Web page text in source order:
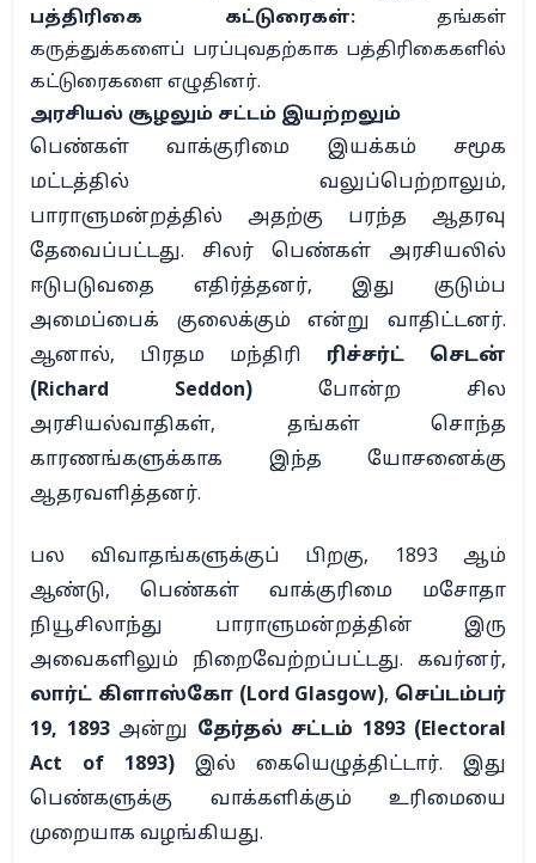
பத்திரிகை கட்டுரைகள்:தங்கள்
கருத்துக்களைப் பரப்புவதற்காக பத்திரிகைகளில்
கட்டுரைகளை எழுதினர்.
அரசியல் சூழலும் சட்டம் இயற்றலும்
பெண்கள் வாக்குரிமை இயக்கம் சமூக
மட்டத்தில் வலுப்பெற்றாலும்,
பாராளுமன்றத்தில் அதற்கு பரந்த ஆதரவு
தேவைப்பட்டது. சிலர் பெண்கள் அரசியலில்
ஈடுபடுவதை எதிர்த்தனர், இது குடும்ப
அமைப்பைக் குலைக்கும் என்று வாதிட்டனர்.
ஆனால், பிரதம மந்திரி ரிச்சர்ட் செடன்
(Richard Seddon) போன்ற சில
அரசியல்வாதிகள், தங்கள் சொந்த
காரணங்களுக்காக இந்த யோசனைக்கு
ஆதரவளித்தனர்.
பல விவாதங்களுக்குப் பிறகு, 1893 ஆம்
ஆண்டு, பெண்கள் வாக்குரிமை மசோதா
நியூசிலாந்து பாராளுமன்றத்தின் இரு
அவைகளிலும் நிறைவேற்றப்பட்டது. கவர்னர்,
லார்ட் கிளாஸ்கோ (Lord Glasgow), செப்டம்பர்
19, 1893அன்று தேர்தல் சட்டம் 1893 (Electoral
Act of 1893) இல் கையெழுத்திட்டார். இது
பெண்களுக்கு வாக்களிக்கும் உரிமையை
முறையாக வழங்கியது.